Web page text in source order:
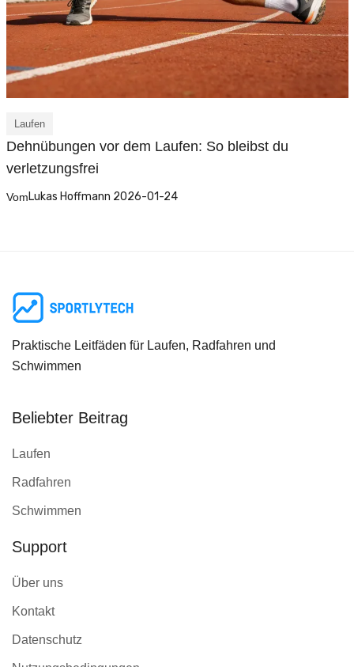
Laufen
Dehnübungen vor dem Laufen: So bleibst du
verletzungsfrei
VomLukas Hoffmann 2026-01-24
Praktische Leitfäden für Laufen, Radfahren und
Schwimmen
Beliebter Beitrag
Laufen
Radfahren
Schwimmen
Support
Über uns
Kontakt
Datenschutz